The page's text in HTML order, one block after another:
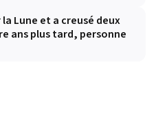
Lune et a creusé deux
ans plus tard, personne